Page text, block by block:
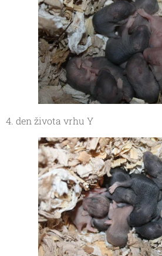
4. den života vrhu Y